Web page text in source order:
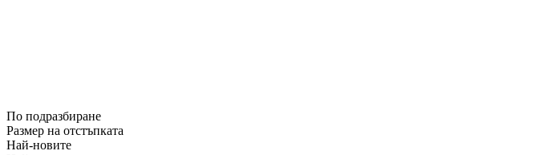
По подразбиране
Размер на отстъпката
Най-новите